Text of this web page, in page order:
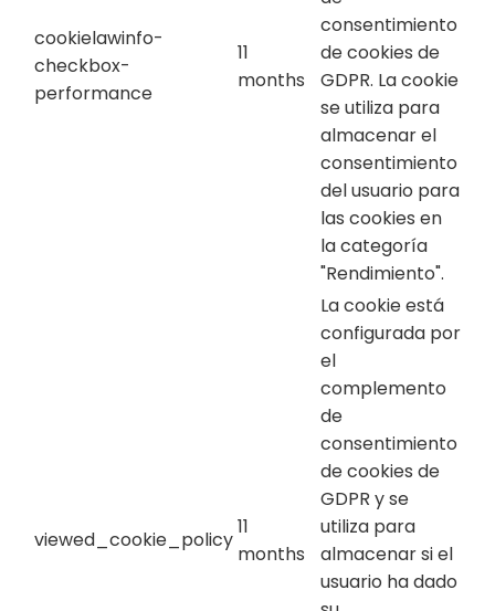
cookielawinfo-
checkbox-
performance
11
months
consentimiento
de cookies de
GDPR. La cookie
se utiliza para
almacenar el
consentimiento
del usuario para
las cookies en
la categoría
"Rendimiento".
viewed_cookie_policy
11
months
La cookie está
configurada por
el
complemento
de
consentimiento
de cookies de
GDPR y se
utiliza para
almacenar si el
usuario ha dado